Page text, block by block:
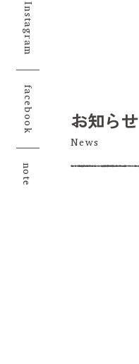
Instagram
facebook
note
お知らせ